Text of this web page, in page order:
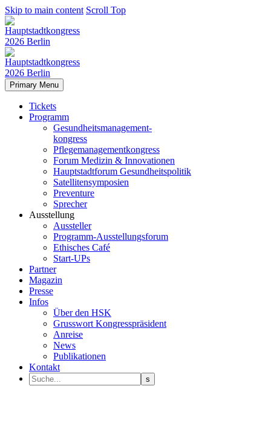
Skip to main content Scroll Top
Primary Menu
Tickets
Programm
Gesundheitsmanagement-
kongress
Pflegemanagementkongress
Forum Medizin & Innovationen
Hauptstadtforum Gesundheitspolitik
Satellitensymposien
Preventure
Sprecher
Ausstellung
Aussteller
Programm-Ausstellungsforum
Ethisches Café
Start-UPs
Partner
Magazin
Presse
Infos
Über den HSK
Grusswort Kongresspräsident
Anreise
News
Publikationen
Kontakt